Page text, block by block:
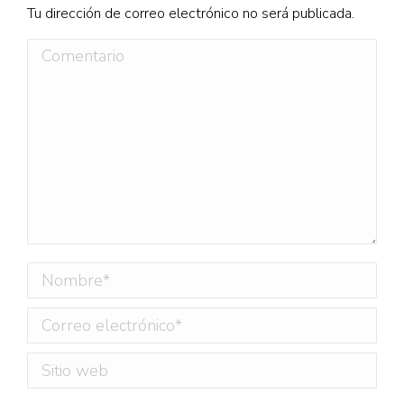
Tu dirección de correo electrónico no será publicada.
Comentario
Nombre *
Correo electrónico *
Sitio web